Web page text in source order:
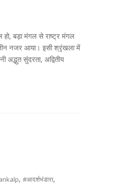
बड़ा मंगल से राष्ट्र मंगल
नजर आया। इसी श्रृंखला में
सुंदरता, अद्वितीय
, #आदर्शभंडारा,